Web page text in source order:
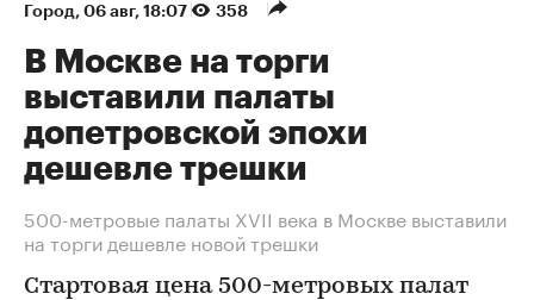
Город⁠, 06 авг, 18:07 358
В Москве на торги
выставили палаты
допетровской эпохи
дешевле трешки
500-метровые палаты XVII века в Москве выставили
на торги дешевле новой трешки
Стартовая цена 500-метровых палат